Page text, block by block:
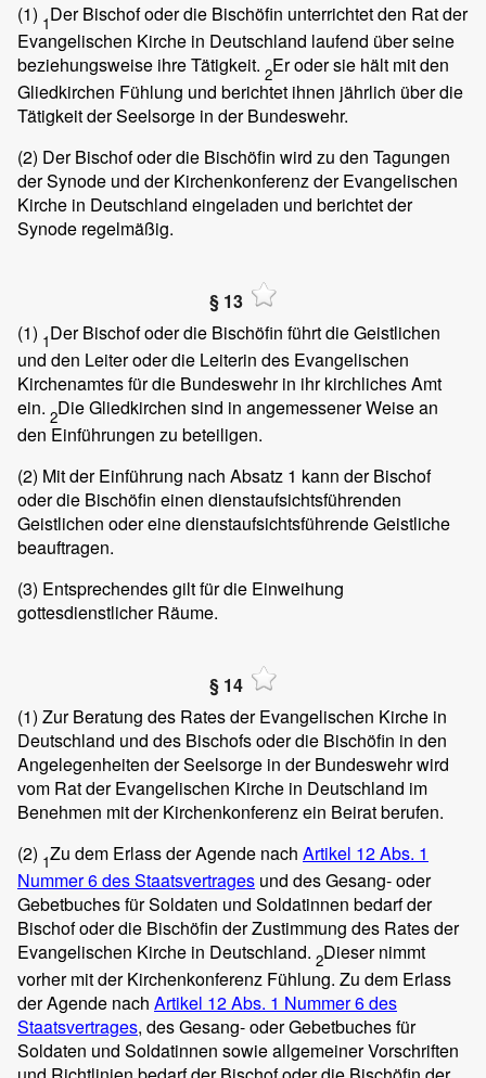
(1) 1Der Bischof oder die Bischöfin unterrichtet den Rat der
Evangelischen Kirche in Deutschland laufend über seine
beziehungsweise ihre Tätigkeit. 2Er oder sie hält mit den
Gliedkirchen Fühlung und berichtet ihnen jährlich über die
Tätigkeit der Seelsorge in der Bundeswehr.
(2) Der Bischof oder die Bischöfin wird zu den Tagungen
der Synode und der Kirchenkonferenz der Evangelischen
Kirche in Deutschland eingeladen und berichtet der
Synode regelmäßig.
§ 13
(1) 1Der Bischof oder die Bischöfin führt die Geistlichen
und den Leiter oder die Leiterin des Evangelischen
Kirchenamtes für die Bundeswehr in ihr kirchliches Amt
ein. 2Die Gliedkirchen sind in angemessener Weise an
den Einführungen zu beteiligen.
(2) Mit der Einführung nach Absatz 1 kann der Bischof
oder die Bischöfin einen dienstaufsichtsführenden
Geistlichen oder eine dienstaufsichtsführende Geistliche
beauftragen.
(3) Entsprechendes gilt für die Einweihung
gottesdienstlicher Räume.
§ 14
(1) Zur Beratung des Rates der Evangelischen Kirche in
Deutschland und des Bischofs oder die Bischöfin in den
Angelegenheiten der Seelsorge in der Bundeswehr wird
vom Rat der Evangelischen Kirche in Deutschland im
Benehmen mit der Kirchenkonferenz ein Beirat berufen.
(2) 1Zu dem Erlass der Agende nach Artikel 12 Abs. 1
Nummer 6 des Staatsvertrages und des Gesang- oder
Gebetbuches für Soldaten und Soldatinnen bedarf der
Bischof oder die Bischöfin der Zustimmung des Rates der
Evangelischen Kirche in Deutschland. 2Dieser nimmt
vorher mit der Kirchenkonferenz Fühlung. Zu dem Erlass
der Agende nach Artikel 12 Abs. 1 Nummer 6 des
Staatsvertrages, des Gesang- oder Gebetbuches für
Soldaten und Soldatinnen sowie allgemeiner Vorschriften